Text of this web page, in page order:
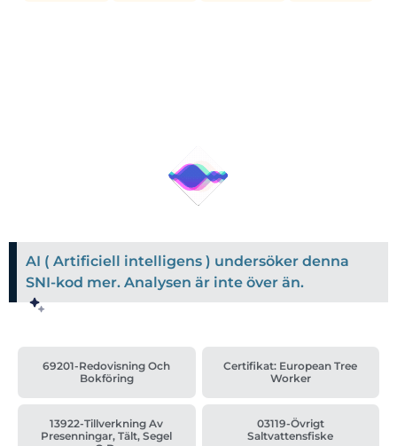
AI ( Artificiell intelligens ) undersöker denna
SNI-kod mer. Analysen är inte över än.
69201-Redovisning Och
Bokföring
Certifikat: European Tree
Worker
13922-Tillverkning Av
Presenningar, Tält, Segel
03119-Övrigt
Saltvattensfiske